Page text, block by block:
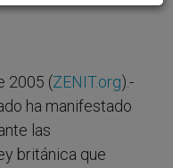
2005 (ZENIT.org).-
ha manifestado
las
británica que